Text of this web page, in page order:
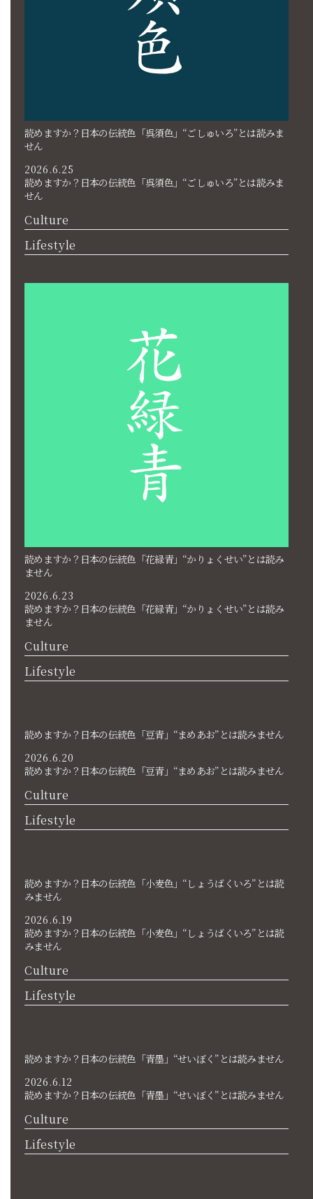
読めますか？日本の伝統色「呉須色」“ごしゅいろ”とは読みま
せん
2026.6.25
読めますか？日本の伝統色「呉須色」“ごしゅいろ”とは読みま
せん
Culture
Lifestyle
読めますか？日本の伝統色「花緑青」“かりょくせい”とは読み
ません
2026.6.23
読めますか？日本の伝統色「花緑青」“かりょくせい”とは読み
ません
Culture
Lifestyle
読めますか？日本の伝統色「豆青」“まめあお”とは読みません
2026.6.20
読めますか？日本の伝統色「豆青」“まめあお”とは読みません
Culture
Lifestyle
読めますか？日本の伝統色「小麦色」“しょうばくいろ”とは読
みません
2026.6.19
読めますか？日本の伝統色「小麦色」“しょうばくいろ”とは読
みません
Culture
Lifestyle
読めますか？日本の伝統色「青墨」“せいぼく”とは読みません
2026.6.12
読めますか？日本の伝統色「青墨」“せいぼく”とは読みません
Culture
Lifestyle